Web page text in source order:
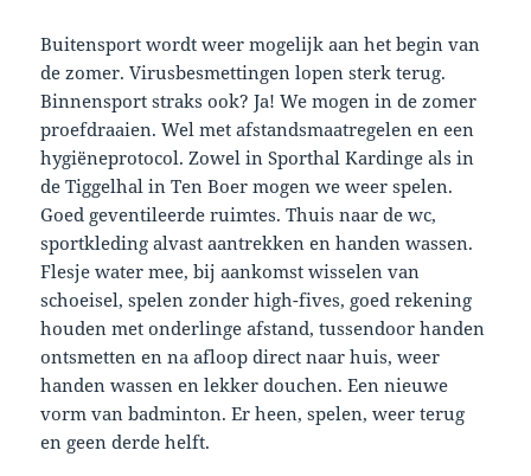
Buitensport wordt weer mogelijk aan het begin van
de zomer. Virusbesmettingen lopen sterk terug.
Binnensport straks ook? Ja! We mogen in de zomer
proefdraaien. Wel met afstandsmaatregelen en een
hygiëneprotocol. Zowel in Sporthal Kardinge als in
de Tiggelhal in Ten Boer mogen we weer spelen.
Goed geventileerde ruimtes. Thuis naar de wc,
sportkleding alvast aantrekken en handen wassen.
Flesje water mee, bij aankomst wisselen van
schoeisel, spelen zonder high-fives, goed rekening
houden met onderlinge afstand, tussendoor handen
ontsmetten en na afloop direct naar huis, weer
handen wassen en lekker douchen. Een nieuwe
vorm van badminton. Er heen, spelen, weer terug
en geen derde helft.